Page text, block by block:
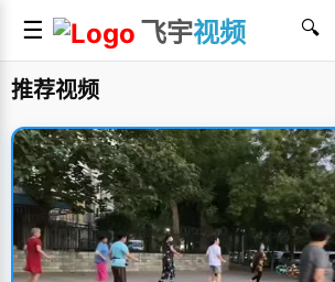
☰ 飞宇视频 🔍
推荐视频